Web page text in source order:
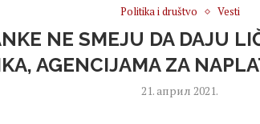
Politika i društvo
Vesti
NE SMEJU DA DAJU
AGENCIJAMA ZA
21. април 2021.